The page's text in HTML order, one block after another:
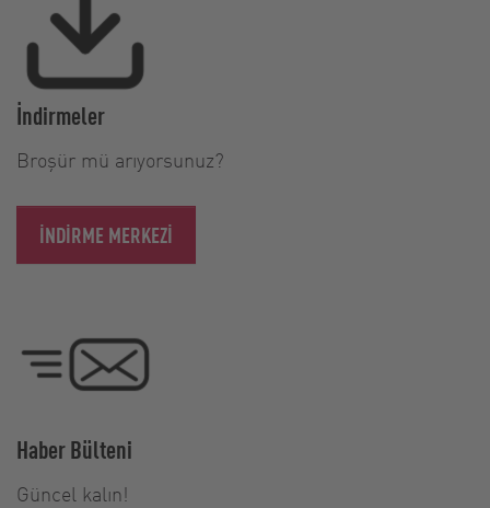
İndirmeler
Broşür mü arıyorsunuz?
İNDIRME MERKEZI
Haber Bülteni
Güncel kalın!